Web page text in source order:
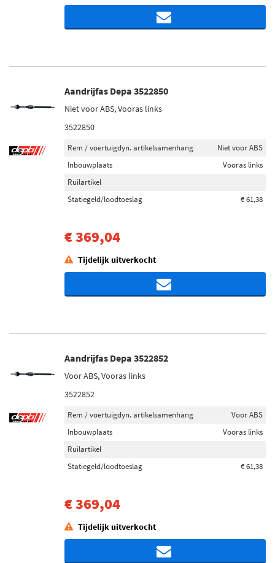
Aandrijfas Depa 3522850
Niet voor ABS, Vooras links
3522850
Rem / voertuigdyn. artikelsamenhang
Niet voor ABS
Inbouwplaats
Vooras links
Ruilartikel
Statiegeld/loodtoeslag
€ 61,38
€ 369,04
Tijdelijk uitverkocht
Aandrijfas Depa 3522852
Voor ABS, Vooras links
3522852
Rem / voertuigdyn. artikelsamenhang
Voor ABS
Inbouwplaats
Vooras links
Ruilartikel
Statiegeld/loodtoeslag
€ 61,38
€ 369,04
Tijdelijk uitverkocht